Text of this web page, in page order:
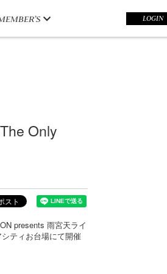
LOGIN
Only
presents 雨宮天ライ
ティお台場にて開催